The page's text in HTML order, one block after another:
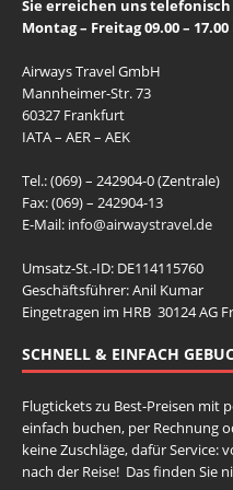
Sie erreichen uns
Montag – Freitag 09.00 –
Airways Travel GmbH
Mannheimer-Str. 73
60327 Frankfurt
IATA – AER – AEK
Tel.: (069) – 242904-0 (Zentrale)
Fax: (069) – 242904-13
E-Mail: info@airwaystravel.de
Umsatz-St.-ID: DE114115760
Geschäftsführer: Anil Kumar
Eingetragen im HRB 30124 AG
SCHNELL & EINFACH
Flugtickets zu Best-Preisen mit
einfach buchen, per Rechnung
keine Zuschläge, dafür Service:
nach der Reise! Das finden Sie